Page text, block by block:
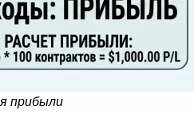
прибыли